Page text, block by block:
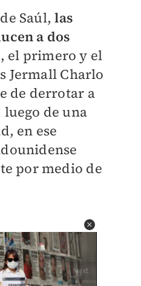
Saúl,las
a dos
, el primero y el
Jermall Charlo
de derrotar a
luego de una
en ese
por medio de